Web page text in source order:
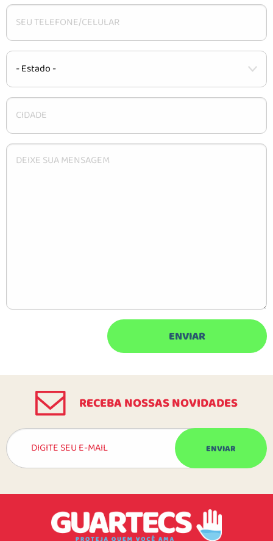
CARACTERÍSTICAS
INSTALAÇÃO
CONTATO
RECEBA NOSSAS NOVIDADES